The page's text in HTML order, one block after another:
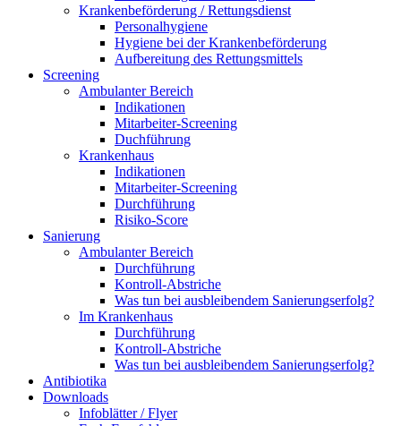
Krankenbeförderung / Rettungsdienst
Personalhygiene
Hygiene bei der Krankenbeförderung
Aufbereitung des Rettungsmittels
Screening
Ambulanter Bereich
Indikationen
Mitarbeiter-Screening
Duchführung
Krankenhaus
Indikationen
Mitarbeiter-Screening
Durchführung
Risiko-Score
Sanierung
Ambulanter Bereich
Durchführung
Kontroll-Abstriche
Was tun bei ausbleibendem Sanierungserfolg?
Im Krankenhaus
Durchführung
Kontroll-Abstriche
Was tun bei ausbleibendem Sanierungserfolg?
Antibiotika
Downloads
Infoblätter / Flyer